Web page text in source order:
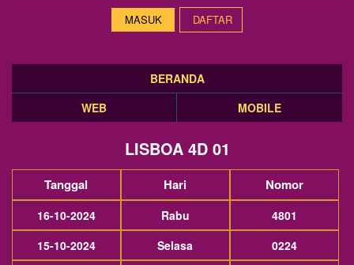
DAFTAR
BERANDA
WEB
MOBILE
LISBOA 4D 01
Tanggal Hari Nomor
16-10-2024 Rabu
4801
15-10-2024
Selasa
0224